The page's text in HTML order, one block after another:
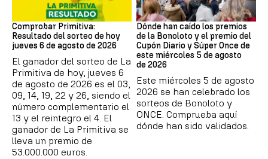
Lotería Primitiva de España
Comprobar Primitiva:
Resultado del sorteo de hoy
jueves 6 de agosto de 2026
El ganador del sorteo de La
Primitiva de hoy, jueves 6
de agosto de 2026 es el 03,
09, 14, 19, 22 y 26, siendo el
número complementario el
13 y el reintegro el 4. El
ganador de La Primitiva se
lleva un premio de
53.000.000 euros.
Loterías
Dónde han caído los premios
de la Bonoloto y el premio del
Cupón Diario y Súper Once de
este miércoles 5 de agosto
de 2026
Este miércoles 5 de agosto
2026 se han celebrado los
sorteos de Bonoloto y
ONCE. Comprueba aquí
dónde han sido validados.